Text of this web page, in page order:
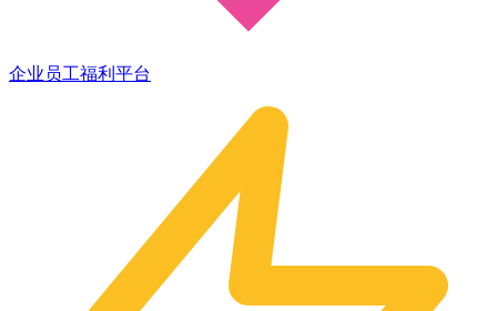
企业员工福利平台